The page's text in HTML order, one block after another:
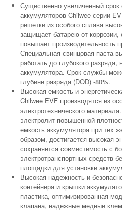
Существенно увеличенный
аккумуляторов Chilwee серии
решетки из особого сплава
защищает батарею от коррозии,
повышает производительность
Специальная свинцовая паста
работать до глубокого
аккумулятора. Срок службы
глубине разряда (DOD) -80%.
Высокая емкость и
Chilwee EVF производятся из
электротехнического
электролит повышенной
емкость аккумулятора при тех
образом, достигается высокая
сохраняется совместимость с
электротранспортных средств
площадки для установки
Высокая надежность и
контейнера и крышки
пластика, оптимизированная
клапана, надежные медные